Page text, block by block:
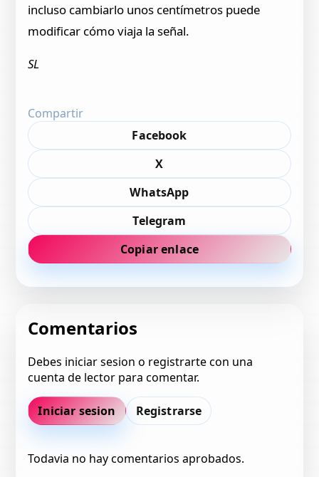
incluso cambiarlo unos centímetros puede
modificar cómo viaja la señal.
SL
Compartir
Facebook
X
WhatsApp
Telegram
Copiar enlace
Comentarios
Debes iniciar sesion o registrarte con una
cuenta de lector para comentar.
Iniciar sesion Registrarse
Todavia no hay comentarios aprobados.